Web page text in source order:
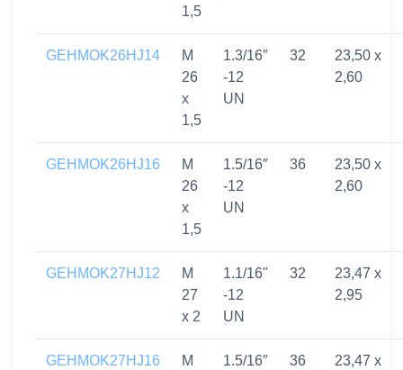
1,5
GEHMOK26HJ14
M
26
x
1,5
1.3/16″
-12
UN
32
23,50 x
2,60
GEHMOK26HJ16
M
26
x
1,5
1.5/16″
-12
UN
36
23,50 x
2,60
GEHMOK27HJ12
M
27
x 2
1.1/16"
-12
UN
32
23,47 x
2,95
GEHMOK27HJ16
M
1.5/16″
36
23,47 x